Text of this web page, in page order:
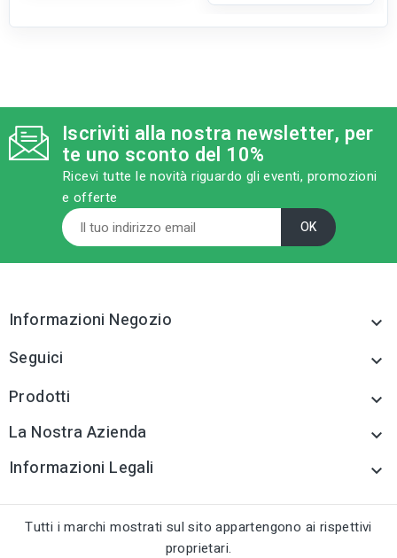
category
MODELLO
cm 53
sell
CATEGORIA PRODOTTO
Segoncini e lame
tuneRC LABEL
Disponibile online
category
MODELLO
cm 53
CATEGORIA PRODOTTO
Segoncini e lame
Iscriviti alla nostra newsletter, per
te uno sconto del 10%
Ricevi tutte le novità riguardo gli eventi, promozioni
e offerte
Informazioni Negozio 
Seguici 
Prodotti 
La Nostra Azienda 
Informazioni Legali 
Tutti i marchi mostrati sul sito appartengono ai rispettivi
proprietari.